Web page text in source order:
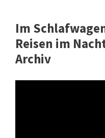
Im
Reisen im
Archiv